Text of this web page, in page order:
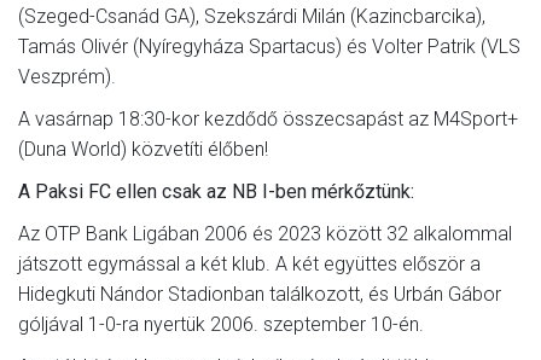
(Szeged-Csanád GA), Szekszárdi Milán (Kazincbarcika),
Tamás Olivér (Nyíregyháza Spartacus) és Volter Patrik (VLS
Veszprém).
A vasárnap 18:30-kor kezdődő összecsapást az M4Sport+
(Duna World) közvetíti élőben!
A Paksi FC ellen csak az NB I-ben mérkőztünk:
Az OTP Bank Ligában 2006 és 2023 között 32 alkalommal
játszott egymással a két klub. A két együttes először a
Hidegkuti Nándor Stadionban találkozott, és Urbán Gábor
góljával 1-0-ra nyertük 2006. szeptember 10-én.